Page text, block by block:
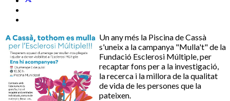
Un any més la Piscina de Cassà
s'uneix a la campanya "Mulla't" de la
Fundació Esclerosi Múltiple, per
recaptar fons per a la investigació,
la recerca i la millora de la qualitat
de vida de les persones que la
pateixen.